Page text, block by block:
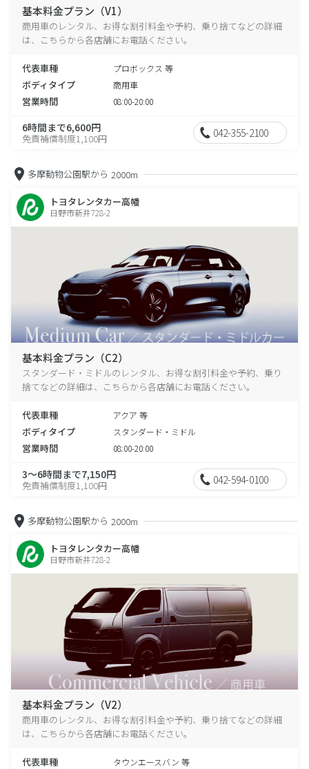
基本料金プラン（V1）
商用車のレンタル、お得な割引料金や予約、乗り捨てなどの詳細
は、こちらから各店舗にお電話ください。
代表車種 プロボックス 等
ボディタイプ 商用車
営業時間 08:00-20:00
6時間まで6,600円
免責補償制度1,100円 042-355-2100
多摩動物公園駅から 2000m
トヨタレンタカー高幡
日野市新井728-2
基本料金プラン（C2）
スタンダード・ミドルのレンタル、お得な割引料金や予約、乗り
捨てなどの詳細は、こちらから各店舗にお電話ください。
代表車種 アクア 等
ボディタイプ スタンダード・ミドル
営業時間 08:00-20:00
3～6時間まで7,150円
免責補償制度1,100円 042-594-0100
多摩動物公園駅から 2000m
トヨタレンタカー高幡
日野市新井728-2
基本料金プラン（V2）
商用車のレンタル、お得な割引料金や予約、乗り捨てなどの詳細
は、こちらから各店舗にお電話ください。
代表車種 タウンエースバン 等